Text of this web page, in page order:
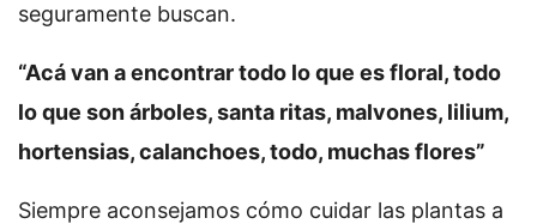
seguramente buscan.
“Acá van a encontrar todo lo que es floral, todo
lo que son árboles, santa ritas, malvones, lilium,
hortensias, calanchoes, todo, muchas flores”
Siempre aconsejamos cómo cuidar las plantas a